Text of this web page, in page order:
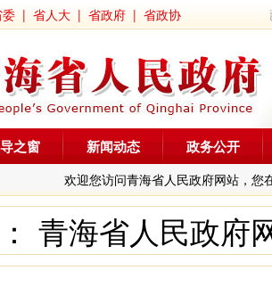
| 省人大 | 省政府 | 省政协
欢迎您访问青海省人民政府网站，您
之窗 新闻动态 政务公开
青海省人民政府